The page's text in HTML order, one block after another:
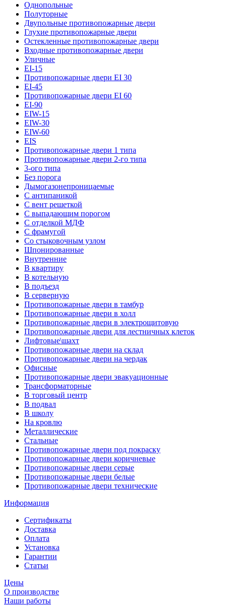
Однопольные
Полуторные
Двупольные противопожарные двери
Глухие противопожарные двери
Остекленные противопожарные двери
Входные противопожарные двери
Уличные
EI-15
Противопожарные двери EI 30
EI-45
Противопожарные двери EI 60
EI-90
EIW-15
EIW-30
EIW-60
EIS
Противопожарные двери 1 типа
Противопожарные двери 2-го типа
3-ого типа
Без порога
Дымогазонепроницаемые
С антипаникой
С вент решеткой
С выпадающим порогом
С отделкой МДФ
С фрамугой
Со стыковочным узлом
Шпонированные
Внутренние
В квартиру
В котельную
В подъезд
В серверную
Противопожарные двери в тамбур
Противопожарные двери в холл
Противопожарные двери в электрощитовую
Противопожарные двери для лестничных клеток
Лифтовые\шахт
Противопожарные двери на склад
Противопожарные двери на чердак
Офисные
Противопожарные двери эвакуационные
Трансформаторные
В торговый центр
В подвал
В школу
На кровлю
Металлические
Стальные
Противопожарные двери под покраску
Противопожарные двери коричневые
Противопожарные двери серые
Противопожарные двери белые
Противопожарные двери технические
Информация
Сертификаты
Доставка
Оплата
Установка
Гарантии
Статьи
Цены
О производстве
Наши работы